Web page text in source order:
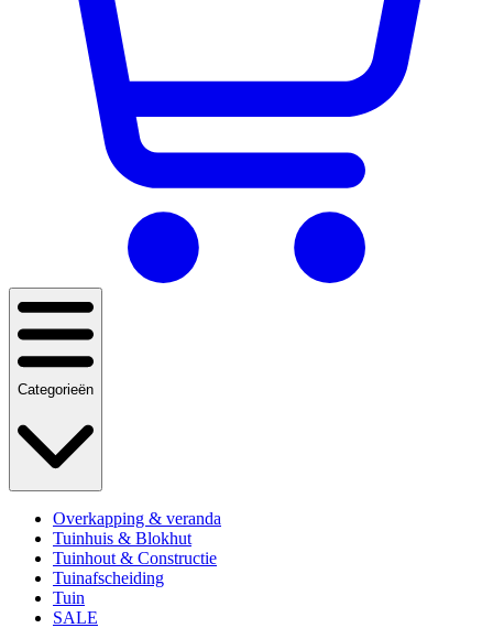
Categorieën
Overkapping & veranda
Tuinhuis & Blokhut
Tuinhout & Constructie
Tuinafscheiding
Tuin
SALE